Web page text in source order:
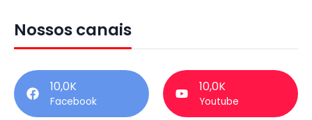
Nossos canais
10,0K
Facebook
10,0K
Youtube